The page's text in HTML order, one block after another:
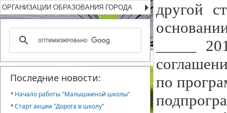
ОРГАНИЗАЦИИ ОБРАЗОВАНИЯ ГОРОДА
Последние новости:
• Начало работы "Малышкиной школы"
•Старт акции "Дорога в школу"
другой
_____
по